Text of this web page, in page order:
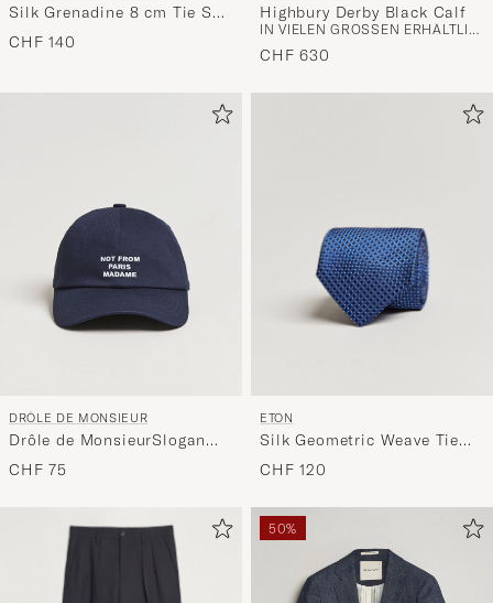
nun
Silk Grenadine 8 cm Tie Sky
Blue
CHF 140
Highbury Derby Black Calf
IN VIELEN GRÖSSEN ERHÄLTLICH
CHF 630
DRÔLE DE MONSIEUR
Drôle de MonsieurSlogan
BaseballNavy
CHF 75
ETON
Silk Geometric Weave Tie
Navy
CHF 120
50%